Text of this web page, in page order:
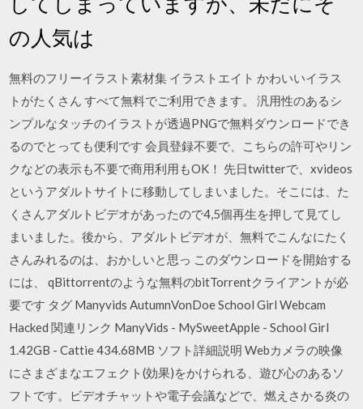
の人気は
無料のフリーイラスト素材集 イラストエイト かわいいイラス
トがたくさん すべて無料でご利用できます。 汎用性のあるシ
ンプルなタッチのイラストが透過PNGで無料ダウンロードでき
るのでとっても便利です 会員登録不要で、こちらの許可やリン
クなどの表示も不要で商用利用もOK！ 先日twitterで、xvideos
というアダルトサイトに移動してしまいました。そこには、た
くさんアダルトビデオがあったので4,5個再生を押して見てし
まいました。後から、アダルトビデオが、無料でこんなにたく
さんみれるのは、おかしいと思っ このダウンロードを開始する
には、 qBittorrentのような無料のbitTorrentクライアントが必
要です タグ Manyvids AutumnVonDoe School Girl Webcam
Hacked 関連リンク ManyVids - MySweetApple - School Girl
1.42GB - Cattie 434.68MB ソフト詳細説明 Webカメラの映像
にさまざまなエフェクト(効果)をかけられる、遊び心のあるソ
フトです。ビデオチャットや電子会議などで、燃えさかる炎の